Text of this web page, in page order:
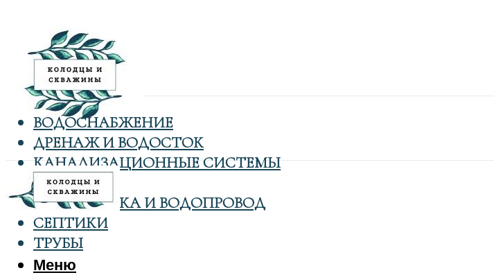
ВОДОСНАБЖЕНИЕ
ДРЕНАЖ И ВОДОСТОК
КАНАЛИЗАЦИОННЫЕ СИСТЕМЫ
КОЛОДЦЫ
САНТЕХНИКА И ВОДОПРОВОД
СЕПТИКИ
ТРУБЫ
Меню